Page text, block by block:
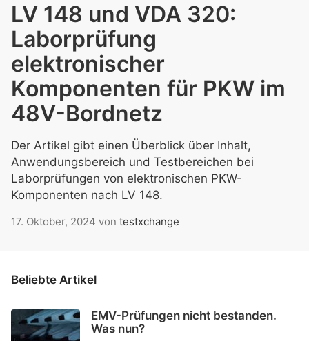
LV 148 und VDA 320:
Laborprüfung
elektronischer
Komponenten für PKW im
48V-Bordnetz
Der Artikel gibt einen Überblick über Inhalt,
Anwendungsbereich und Testbereichen bei
Laborprüfungen von elektronischen PKW-
Komponenten nach LV 148.
17. Oktober, 2024 von testxchange
Beliebte Artikel
EMV-Prüfungen nicht bestanden.
Was nun?